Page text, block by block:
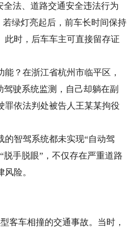
法、道路交通安全违法行为
绿灯亮起后，前车长时间保持
此时，后车车主可直接留存证
？在浙江省杭州市临平区，
驶系统监测，自己却躺在副
罪依法判处被告人王某某拘役
智驾系统都未实现“自动驾
手脱眼”，不仅存在严重道路
险。
车相撞的交通事故。当时，